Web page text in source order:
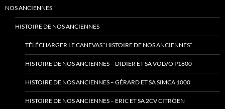
NOS ANCIENNES
HISTOIRE DE NOS ANCIENNES
TÉLÉCHARGER LE CANEVAS “HISTOIRE DE NOS ANCIENNES”
HISTOIRE DE NOS ANCIENNES – DIDIER ET SA VOLVO P1800
HISTOIRE DE NOS ANCIENNES – GÉRARD ET SA SIMCA 1000
HISTOIRE DE NOS ANCIENNES – ERIC ET SA 2CV CITRÖEN